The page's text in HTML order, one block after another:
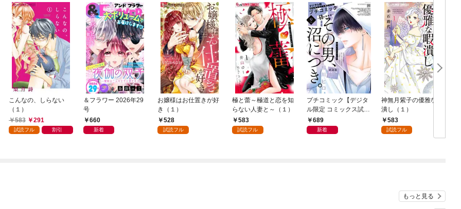
こんなの、しらない
（１）
583
291
試読フル 割引
＆フラワー 2026年29
号
660
新着
お嬢様はお仕置きが好
き（１）
528
試読フル
極と蕾～極道と恋を知
らない人妻と～（１）
583
試読フル
プチコミック【デジタ
ル限定 コミックス試し
読み特典付き】 2026
年9月号（2026年8月7
689
新着
神無月紫子の優雅な暇
潰し（１）
583
試読フル
もっと見る